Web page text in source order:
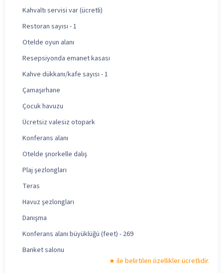
Kahvaltı servisi var (ücretli)
Restoran sayısı - 1
Otelde oyun alanı
Resepsiyonda emanet kasası
Kahve dükkanı/kafe sayısı - 1
Çamaşırhane
Çocuk havuzu
Ücretsiz valesiz otopark
Konferans alanı
Otelde şnorkelle dalış
Plaj şezlongları
Teras
Havuz şezlongları
Danışma
Konferans alanı büyüklüğü (feet) - 269
Banket salonu
ile belirtilen özellikler ücretlidir.